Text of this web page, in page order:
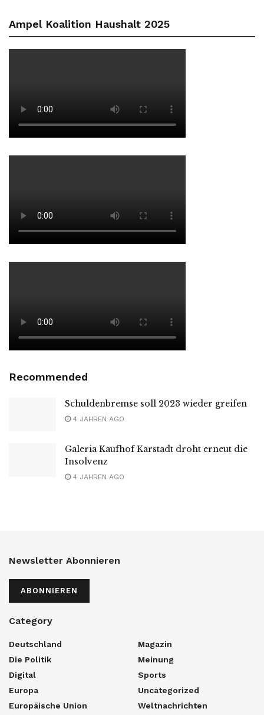
Ampel Koalition Haushalt 2025
Recommended
Schuldenbremse soll 2023 wieder greifen
4 JAHREN AGO
Galeria Kaufhof Karstadt droht erneut die
Insolvenz
4 JAHREN AGO
Newsletter Abonnieren
ABONNIEREN
Category
Deutschland
Die Politik
Digital
Europa
Europäische Union
Magazin
Meinung
Sports
Uncategorized
Weltnachrichten